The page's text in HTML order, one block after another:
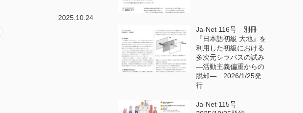
2025.10.24
Ja-Net 116号 別冊
『日本語初級 大地』を
利用した初級における
多次元シラバスの試み
—活動主義偏重からの
脱却— 2026/1/25発
行
Ja-Net 115号